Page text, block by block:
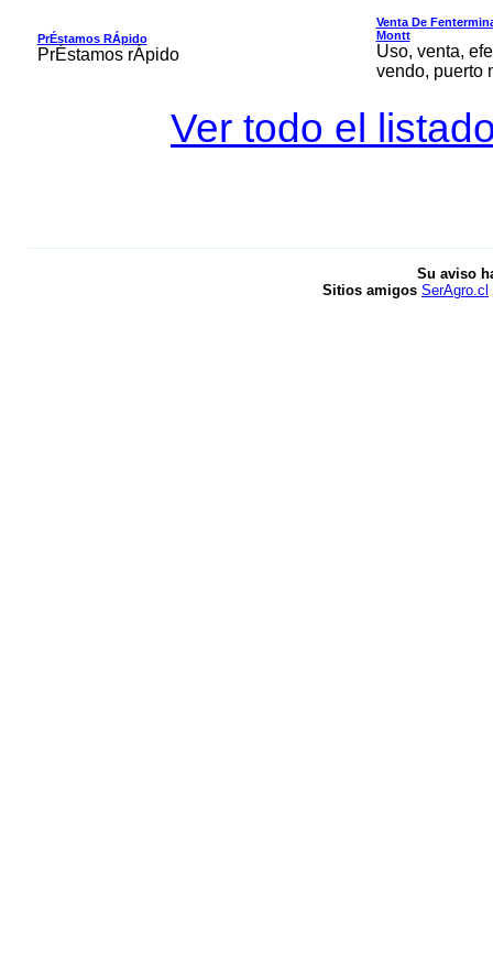
PrÉstamos RÁpido
PrÉstamos rÁpido
Venta De
Montt
Uso, venta,
vendo, puerto
Ver todo el
Su aviso
Sitios amigos SerAgro.cl